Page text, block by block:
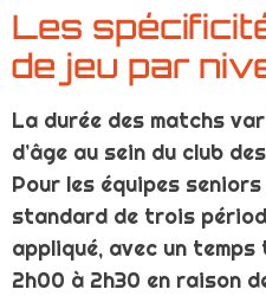
Les
de jeu par
La durée des matchs
d’âge au sein du club
Pour les équipes
standard de trois
appliqué, avec un
2h00 à 2h30 en raison